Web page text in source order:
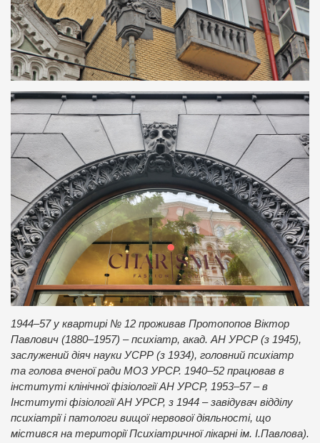
1944–57 у квартирі № 12 проживав Протопопов Віктор
Павлович (1880–1957) – психіатр, акад. АН УРСР (з 1945),
заслужений діяч науки УСРР (з 1934), головний психіатр
та голова вченої ради МОЗ УРСР. 1940–52 працював в
інституті клінічної фізіології АН УРСР, 1953–57 – в
Інституті фізіології АН УРСР, з 1944 – завідувач відділу
психіатрії і патологи вищої нервової діяльності, що
містився на території Психіатричної лікарні ім. І.Павлова).